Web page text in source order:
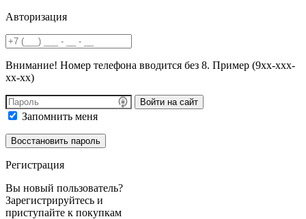
Авторизация
Внимание! Номер телефона вводится без 8. Пример (9хх-ххх-
хх-хх)
Войти на сайт
Запомнить меня
Регистрация
Вы новый пользователь?
Зарегистрируйтесь и
приступайте к покупкам